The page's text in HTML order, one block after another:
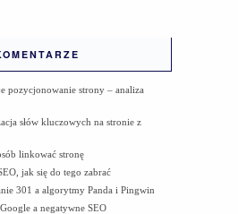
pozycjonowanie strony – analiza
słów kluczowych na stronie z
linkować stronę
jak się do tego zabrać
301 a algorytmy Panda i Pingwin
a negatywne SEO